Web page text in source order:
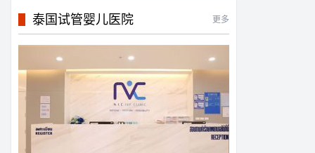
泰国试管婴儿医院 更多